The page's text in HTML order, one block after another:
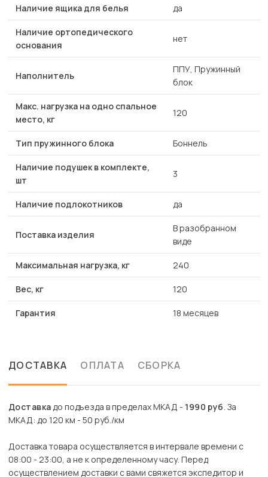
Наличие ящика для белья да
Наличие ортопедического
основания
нет
Наполнитель
ППУ, Пружинный
блок
Макс. нагрузка на одно спальное
место, кг
120
Тип пружинного блока Боннель
Наличие подушек в комплекте,
шт
3
Наличие подлокотников да
Поставка изделия
В разобранном
виде
Максимальная нагрузка, кг 240
Вес, кг 120
Гарантия 18 месяцев
ДОСТАВКА ОПЛАТА СБОРКА
Доставкадо подъезда в пределах МКАД - 1990 руб. За
МКАД: до 120 км - 50 руб./км
Доставка товара осуществляется в интервале времени с
08:00 - 23:00, а не к определенному часу. Перед
осуществлением доставки с вами свяжется экспедитор и